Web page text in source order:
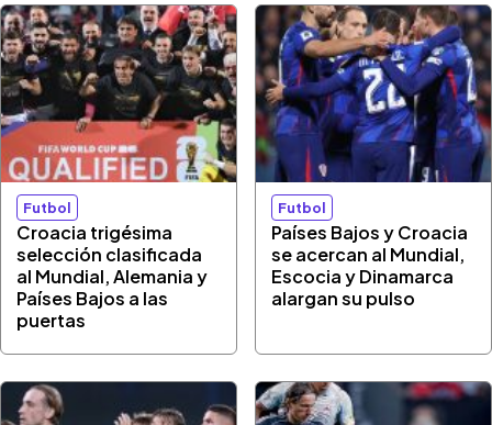
Futbol
Croacia trigésima
selección clasificada
al Mundial, Alemania y
Países Bajos a las
puertas
Futbol
Países Bajos y Croacia
se acercan al Mundial,
Escocia y Dinamarca
alargan su pulso